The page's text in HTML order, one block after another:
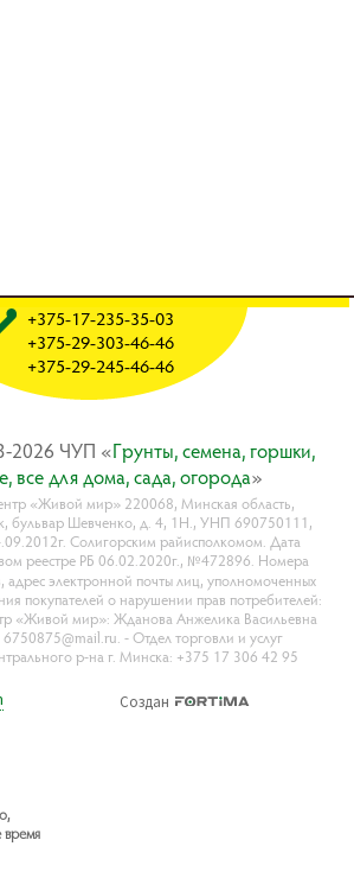
2026 ЧУП «Гpyнты, ceмeнa, гopшки,
вce для дoмa, caдa, oгopoдa»
«Живой мир» 220068, Минская область,
бульвар Шевченко, д. 4, 1Н., УНП 690750111,
Солигорским райисполкомом. Дата
реестре РБ 06.02.2020г., №472896. Номера
адрес электронной почты лиц, уполномоченных
покупателей о нарушении прав потребителей:
«Живой мир»: Жданова Анжелика Васильевна
- Отдел торговли и услуг
р-на г. Минска: +375 17 306 42 95
+375-17-235-35-03
+375-29-303-46-46
+375-29-245-46-46
время
Создан